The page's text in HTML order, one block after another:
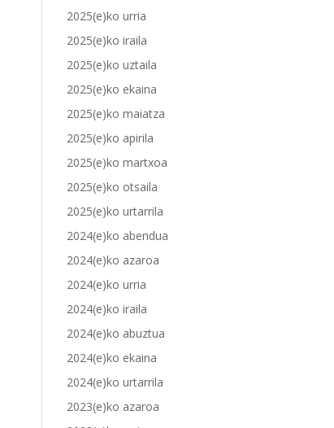
2025(e)ko urria
2025(e)ko iraila
2025(e)ko uztaila
2025(e)ko ekaina
2025(e)ko maiatza
2025(e)ko apirila
2025(e)ko martxoa
2025(e)ko otsaila
2025(e)ko urtarrila
2024(e)ko abendua
2024(e)ko azaroa
2024(e)ko urria
2024(e)ko iraila
2024(e)ko abuztua
2024(e)ko ekaina
2024(e)ko urtarrila
2023(e)ko azaroa